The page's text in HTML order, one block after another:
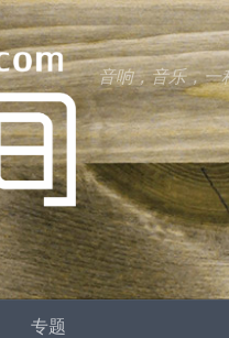
音响，音乐，一
专题